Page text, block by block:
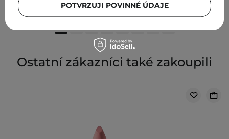
175,00 Kč
Ostatní zákazníci také zakoupili
POTVRZUJI POVINNÉ ÚDAJE